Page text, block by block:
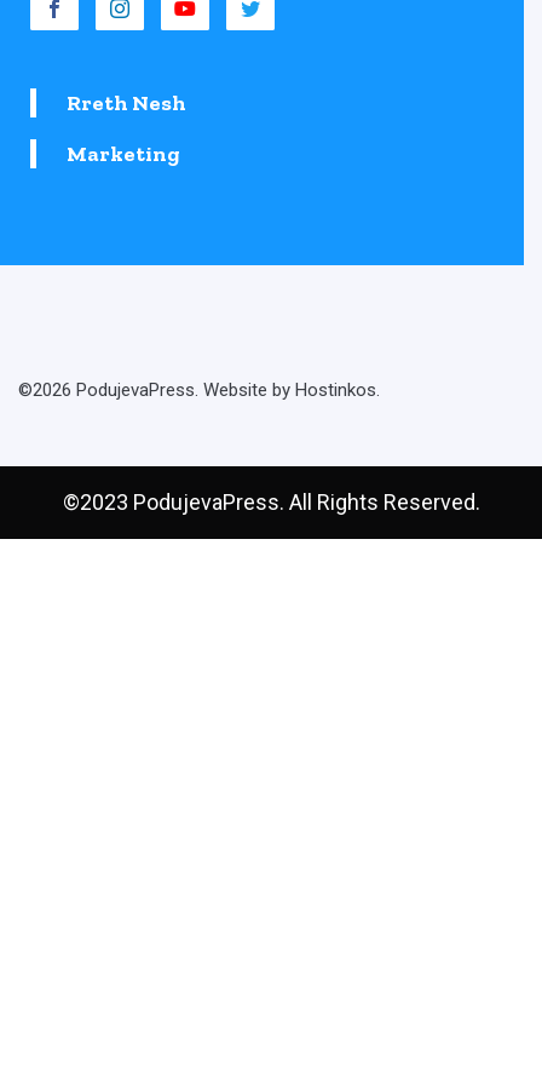
Rreth Nesh
Marketing
©2026 PodujevaPress. Website by Hostinkos.
©2023 PodujevaPress. All Rights Reserved.